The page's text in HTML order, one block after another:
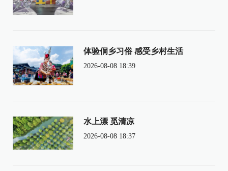
体验侗乡习俗 感受乡村生活
2026-08-08 18:39
水上漂 觅清凉
2026-08-08 18:37